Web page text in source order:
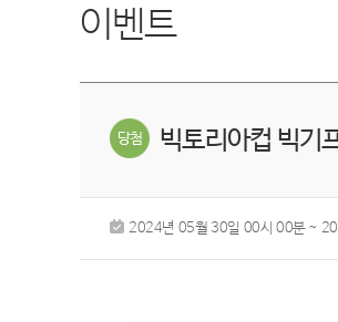
이벤트
빅토리아컵 빅기
2024년 05월 30일 00시 00분 ~